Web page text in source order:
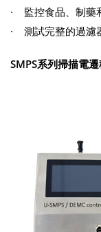
· 監控食品、制藥
· 測試完整的過濾
SMPS系列掃描電